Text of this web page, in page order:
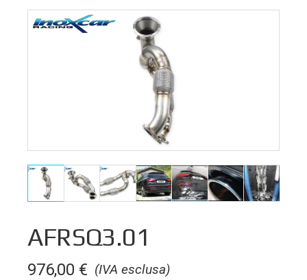
AFRSQ3.01
(IVA esclusa)
976,00 €